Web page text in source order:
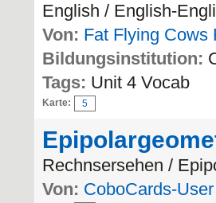
English / English-
Von: Fat Flying Cows
Bildungsinstitution:
Tags: Unit 4 Vocab
Karte: 5
Rechnsersehen /
Von: CoboCards-User